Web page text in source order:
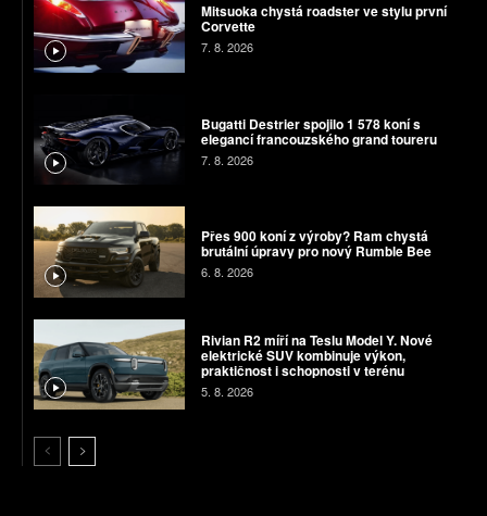
Mitsuoka chystá roadster ve stylu první
Corvette
7. 8. 2026
Bugatti Destrier spojilo 1 578 koní s
elegancí francouzského grand toureru
7. 8. 2026
Přes 900 koní z výroby? Ram chystá
brutální úpravy pro nový Rumble Bee
6. 8. 2026
Rivian R2 míří na Teslu Model Y. Nové
elektrické SUV kombinuje výkon,
praktičnost i schopnosti v terénu
5. 8. 2026